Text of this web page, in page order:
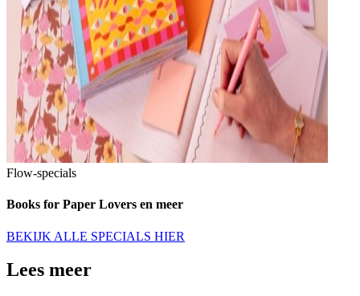
Flow-specials
Books for Paper Lovers en meer
BEKIJK ALLE SPECIALS HIER
Lees meer